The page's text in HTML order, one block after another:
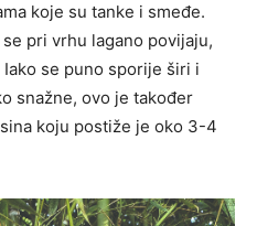
koje su tanke i smeđe.
pri vrhu lagano povijaju,
se puno sporije širi i
snažne, ovo je također
koju postiže je oko 3-4